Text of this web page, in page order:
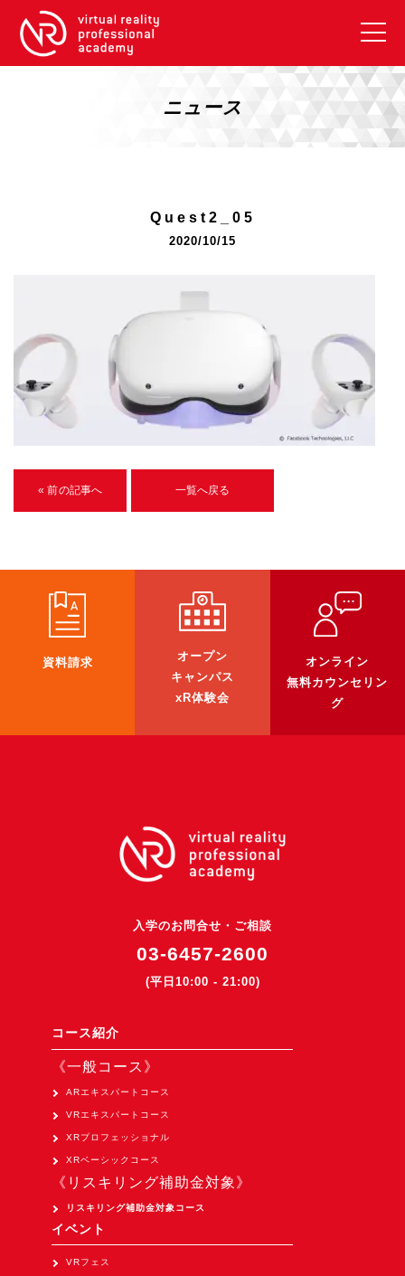
VRアカデミーとは
【2026年10月】ARエキスパートコース
【2026年10月】XRプロフェッショナル
《リスキリング補助金コース》
リスキリング補助金対象コース説明
《SDGs》
U-15メタバースプログラミング講座
アクセスマップ
企業向け
3DGSスキャンサービス
超体験★販促システム『XR Showcase Hub』2025年4月発売
MR体験型研修プラットフォーム『LegacyLink XR』2025年10月
3D空間キャプチャーアプリ『Qoocan』
製造現場を革新する！『XR Worksupport Hub』開発中
>XR Museum『Artlogue』開発中
《企業研修》
Unity研修
Apple Vision Pro アプリ開発研修
ニュース
Quest2_05
2020/10/15
« 前の記事へ 一覧へ戻る
資料請求
オープン
キャンパス
xR体験会
オンライン
無料カウンセリン
グ
入学のお問合せ・ご相談
03-6457-2600
(平日10:00 - 21:00)
コース紹介
《一般コース》
ARエキスパートコース
VRエキスパートコース
XRプロフェッショナル
XRベーシックコース
《リスキリング補助金対象》
リスキリング補助金対象コース
イベント
VRフェス